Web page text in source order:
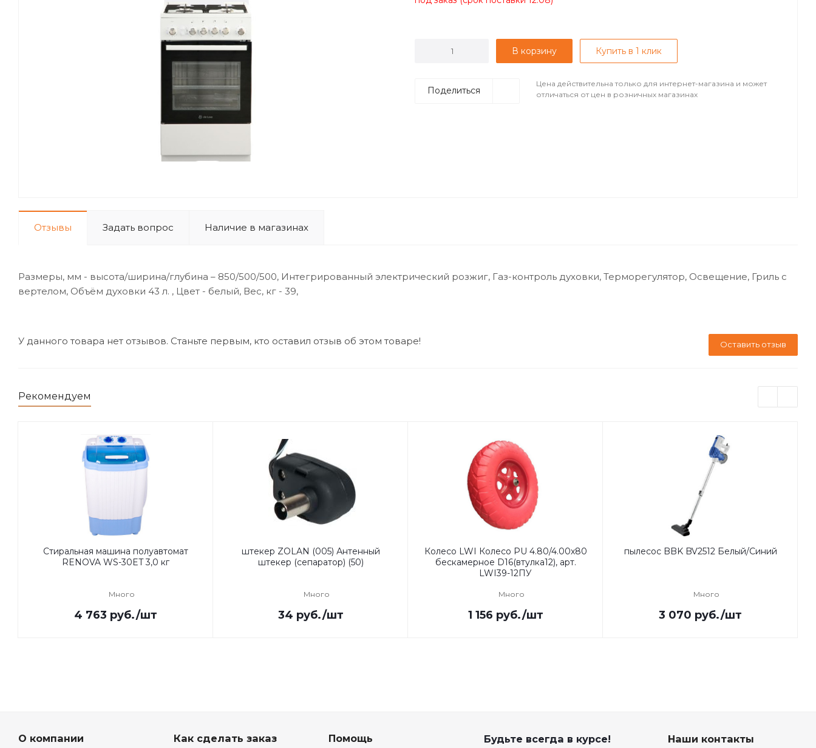
В корзину Купить в 1 клик
Поделиться
Цена действительна только для интернет-магазина и может
отличаться от цен в розничных магазинах
Отзывы Задать вопрос Наличие в магазинах
Размеры, мм - высота/ширина/глубина – 850/500/500, Интегрированный электрический розжиг, Газ-контроль духовки, Терморегулятор, Освещение, Гриль с
вертелом, Объём духовки 43 л. , Цвет - белый, Вес, кг - 39,
Оставить отзыв
У данного товара нет отзывов. Станьте первым, кто оставил отзыв об этом товаре!
Рекомендуем
Стиральная машина полуавтомат
RENOVA WS-30ET 3,0 кг
Много
4 763 руб./шт
штекер ZOLAN (005) Антенный
штекер (сепаратор) (50)
Много
34 руб./шт
Колесо LWI Колесо PU 4.80/4.00х80
бескамерное D16(втулка12), арт.
LWI39-12ПУ
Много
1 156 руб./шт
пылесос BBK BV2512 Белый/Синий
Много
3 070 руб./шт
О компании Как сделать заказ Помощь Будьте всегда в курсе! Наши контакты